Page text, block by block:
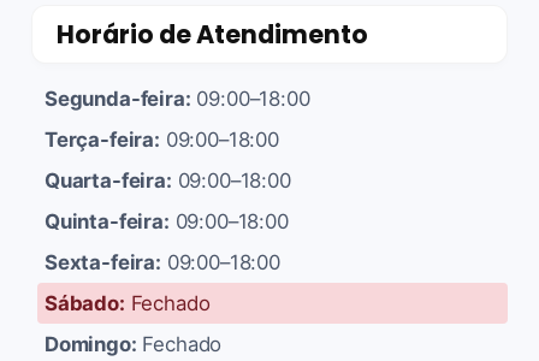
Horário de Atendimento
Segunda-feira: 09:00–18:00
Terça-feira: 09:00–18:00
Quarta-feira: 09:00–18:00
Quinta-feira: 09:00–18:00
Sexta-feira: 09:00–18:00
Sábado: Fechado
Domingo: Fechado